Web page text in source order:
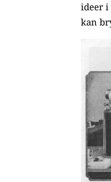
ideer i
kan